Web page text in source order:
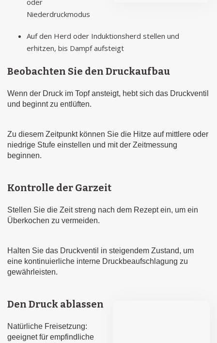
oder
Niederdruckmodus
Auf den Herd oder Induktionsherd stellen und
erhitzen, bis Dampf aufsteigt
Beobachten Sie den Druckaufbau
Wenn der Druck im Topf ansteigt, hebt sich das Druckventil
und beginnt zu entlüften.
Zu diesem Zeitpunkt können Sie die Hitze auf mittlere oder
niedrige Stufe einstellen und mit der Zeitmessung
beginnen.
Kontrolle der Garzeit
Stellen Sie die Zeit streng nach dem Rezept ein, um ein
Überkochen zu vermeiden.
Halten Sie das Druckventil in steigendem Zustand, um
eine kontinuierliche interne Druckbeaufschlagung zu
gewährleisten.
Den Druck ablassen
Natürliche Freisetzung:
geeignet für empfindliche